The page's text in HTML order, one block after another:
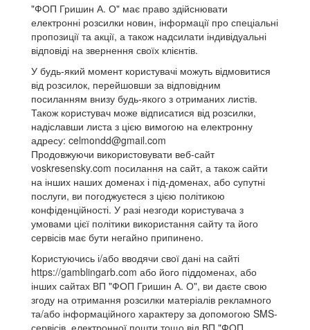
"ФОП Гришин А. О" має право здійснювати
електронні розсилки новин, інформації про спеціальні
пропозиції та акції, а також надсилати індивідуальні
відповіді на звернення своїх клієнтів.
У будь-який момент користувачі можуть відмовитися
від розсилок, перейшовши за відповідним
посиланням внизу будь-якого з отриманих листів.
Також користувач може відписатися від розсилки,
надіславши листа з цією вимогою на електронну
адресу: celmondd@gmail.com
Продовжуючи використовувати веб-сайт
voskresensky.com посилання на сайт, а також сайти
на інших наших доменах і під-доменах, або супутні
послуги, ви погоджуєтеся з цією політикою
конфіденційності. У разі незгоди користувача з
умовами цієї політики використання сайту та його
сервісів має бути негайно припинено.
Користуючись і/або вводячи свої дані на сайті
https://gamblingarb.com або його піддоменах, або
інших сайтах ВП "ФОП Гришин А. О", ви даєте свою
згоду на отримання розсилки матеріалів рекламного
та/або інформаційного характеру за допомогою SMS-
сервісів, електронної пошти тощо від ВП "ФОП